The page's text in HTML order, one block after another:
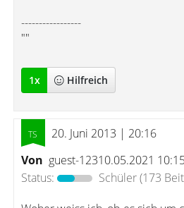
-----------------
""
1x Hilfreich
20. Juni 2013 | 20:16
Von guest-12310.05.2021
Status:
Schüler(173